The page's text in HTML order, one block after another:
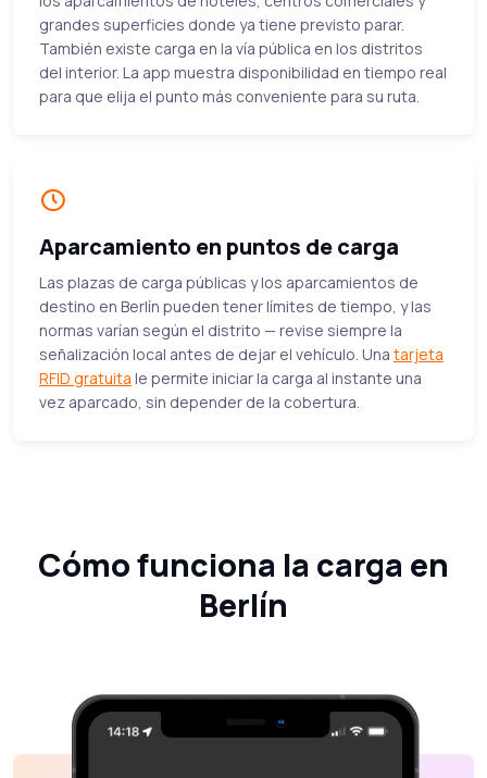
grandes superficies donde ya tiene previsto parar.
También existe carga en la vía pública en los distritos
del interior. La app muestra disponibilidad en tiempo real
para que elija el punto más conveniente para su ruta.
Aparcamiento en puntos de carga
Las plazas de carga públicas y los aparcamientos de
destino en Berlín pueden tener límites de tiempo, y las
normas varían según el distrito — revise siempre la
señalización local antes de dejar el vehículo. Una tarjeta
RFID gratuita le permite iniciar la carga al instante una
vez aparcado, sin depender de la cobertura.
Cómo funciona la carga en
Berlín